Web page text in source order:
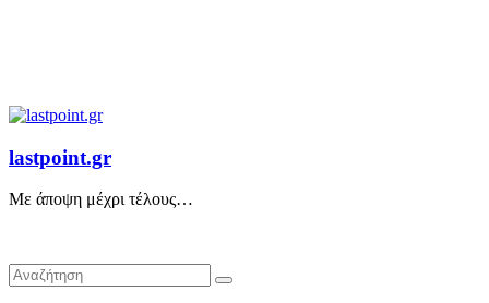
lastpoint.gr
Με άποψη μέχρι τέλους…